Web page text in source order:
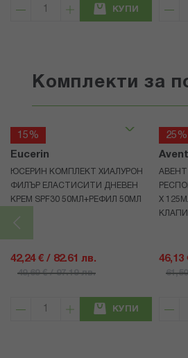
КУПИ
Комплекти за
15%
Eucerin
ЮСЕРИН КОМПЛЕКТ ХИАЛУРОН
ФИЛЪР ЕЛАСТИСИТИ ДНЕВЕН
КРЕМ SPF30 50МЛ+РЕФИЛ 50МЛ
42,24 € / 82.61 лв.
49,69 € / 97.19 лв.
КУПИ
25%
Avent
АВЕНТ
Х
46,13